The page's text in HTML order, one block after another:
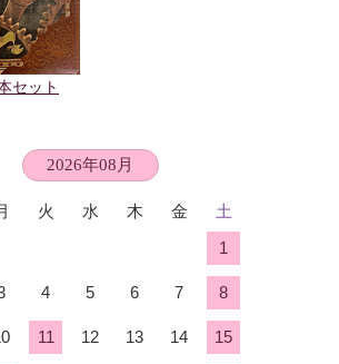
セット
2026年08月
火 水 木 金
土
1
4 5 6 7 8
11 12 13 14 15